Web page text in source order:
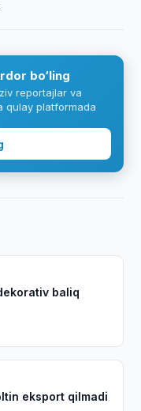
bo‘ling
reportajlar va
qulay platformada
baliq
eksport qilmadi